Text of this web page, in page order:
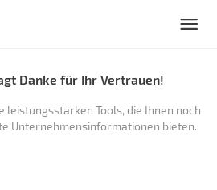
Danke für Ihr Vertrauen!
leistungsstarken Tools, die Ihnen noch
Unternehmensinformationen bieten.